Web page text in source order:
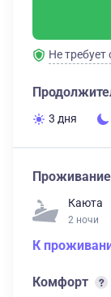
Не
3 дня
Каюта
2 ночи
К
Комфорт